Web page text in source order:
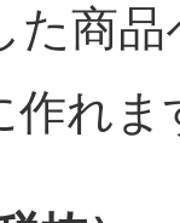
た商
作れま